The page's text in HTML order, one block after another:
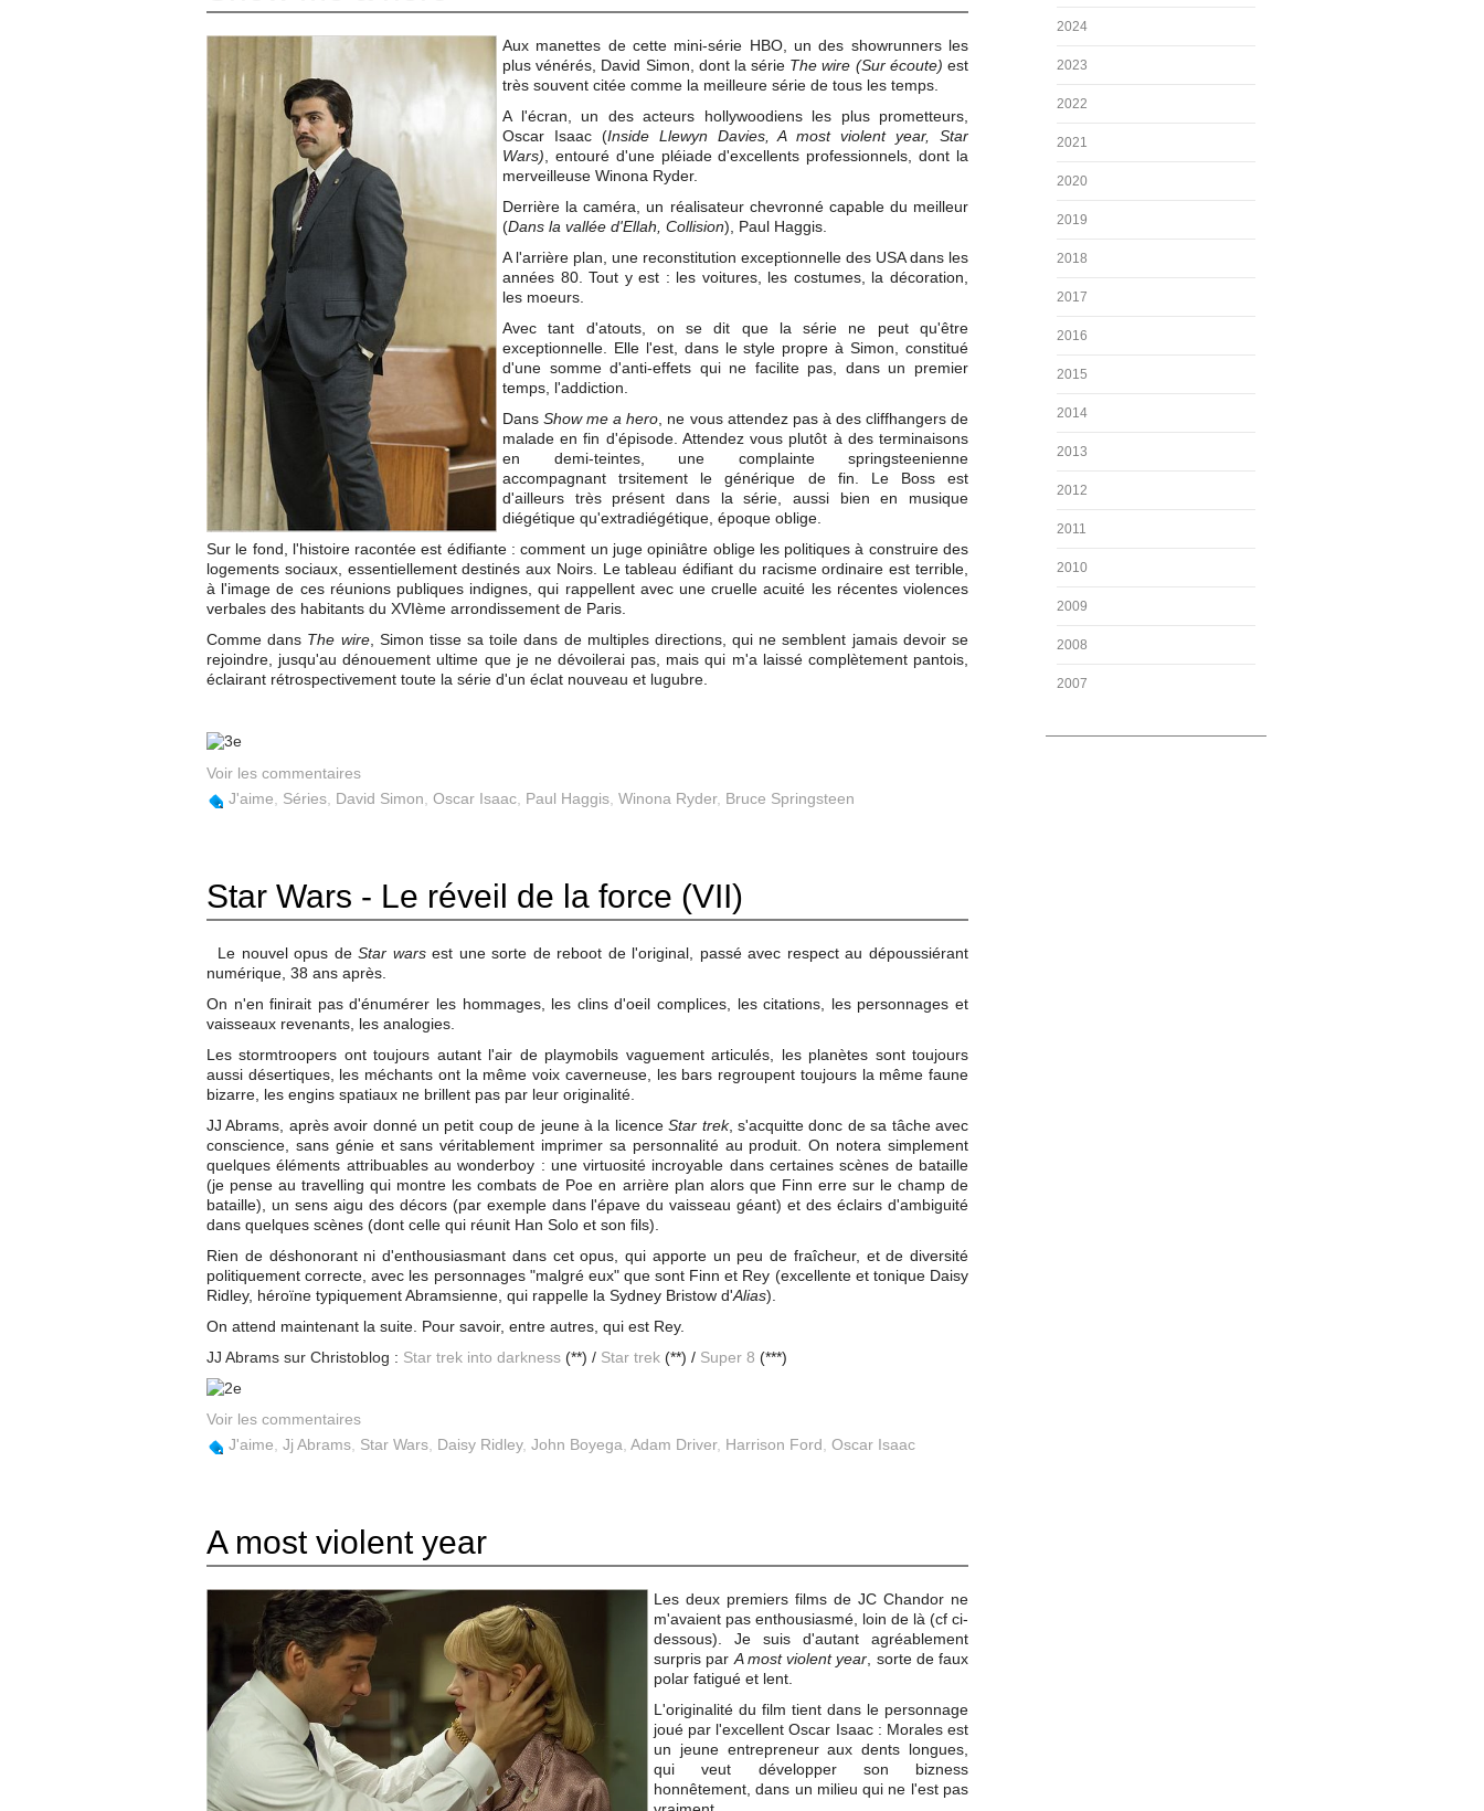
Aux manettes de cette mini-série HBO, un des showrunners les
plus vénérés, David Simon, dont la série The wire (Sur écoute) est
très souvent citée comme la meilleure série de tous les temps.
A l'écran, un des acteurs hollywoodiens les plus prometteurs,
Oscar Isaac (Inside Llewyn Davies, A most violent year, Star
Wars) , entouré d'une pléiade d'excellents professionnels, dont la
merveilleuse Winona Ryder.
Derrière la caméra, un réalisateur chevronné capable du meilleur
(Dans la vallée d'Ellah, Collision), Paul Haggis.
A l'arrière plan, une reconstitution exceptionnelle des USA dans les
années 80. Tout y est : les voitures, les costumes, la décoration,
les moeurs.
Avec tant d'atouts, on se dit que la série ne peut qu'être
exceptionnelle. Elle l'est, dans le style propre à Simon, constitué
d'une somme d'anti-effets qui ne facilite pas, dans un premier
temps, l'addiction.
DansShow me a hero , ne vous attendez pas à des cliffhangers de
malade en fin d'épisode. Attendez vous plutôt à des terminaisons
en demi-teintes, une complainte springsteenienne
accompagnant trsitement le générique de fin. Le Boss est
d'ailleurs très présent dans la série, aussi bien en musique
diégétique qu'extradiégétique, époque oblige.
Sur le fond, l'histoire racontée est édifiante : comment un juge opiniâtre oblige les politiques à construire des
logements sociaux, essentiellement destinés aux Noirs. Le tableau édifiant du racisme ordinaire est terrible,
à l'image de ces réunions publiques indignes, qui rappellent avec une cruelle acuité les récentes violences
verbales des habitants du XVIème arrondissement de Paris.
Comme dans The wire, Simon tisse sa toile dans de multiples directions, qui ne semblent jamais devoir se
rejoindre, jusqu'au dénouement ultime que je ne dévoilerai pas, mais qui m'a laissé complètement pantois,
éclairant rétrospectivement toute la série d'un éclat nouveau et lugubre.
Voir les commentaires
J'aime
Séries David Simon Oscar Isaac Paul Haggis Winona Ryder, Bruce Springsteen
Star Wars - Le réveil de la force (VII)
Le nouvel opus deStar warsest une sorte de reboot de l'original, passé avec respect au dépoussiérant
numérique, 38 ans après.
On n'en finirait pas d'énumérer les hommages, les clins d'oeil complices, les citations, les personnages et
vaisseaux revenants, les analogies.
Les stormtroopers ont toujours autant l'air de playmobils vaguement articulés, les planètes sont toujours
aussi désertiques, les méchants ont la même voix caverneuse, les bars regroupent toujours la même faune
bizarre, les engins spatiaux ne brillent pas par leur originalité.
JJ Abrams, après avoir donné un petit coup de jeune à la licenceStar trek, s'acquitte donc de sa tâche avec
conscience, sans génie et sans véritablement imprimer sa personnalité au produit. On notera simplement
quelques éléments attribuables au wonderboy : une virtuosité incroyable dans certaines scènes de bataille
(je pense au travelling qui montre les combats de Poe en arrière plan alors que Finn erre sur le champ de
bataille), un sens aigu des décors (par exemple dans l'épave du vaisseau géant) et des éclairs d'ambiguité
dans quelques scènes (dont celle qui réunit Han Solo et son fils).
Rien de déshonorant ni d'enthousiasmant dans cet opus, qui apporte un peu de fraîcheur, et de diversité
politiquement correcte, avec les personnages "malgré eux" que sont Finn et Rey (excellente et tonique Daisy
Ridley, héroïne typiquement Abramsienne, qui rappelle la Sydney Bristow d'Alias).
On attend maintenant la suite. Pour savoir, entre autres, qui est Rey.
JJ Abrams sur Christoblog : Star trek into darkness (**) / Star trek (**) / Super 8 (***)
Voir les commentaires
J'aime Jj Abrams Star Wars Daisy Ridley, John Boyega Adam Driver, Harrison Ford Oscar Isaac
A most violent year
Les deux premiers films de JC Chandor ne
m'avaient pas enthousiasmé, loin de là (cf ci-
dessous). Je suis d'autant agréablement
surpris par A most violent year , sorte de faux
polar fatigué et lent.
L'originalité du film tient dans le personnage
joué par l'excellent Oscar Isaac : Morales est
un jeune entrepreneur aux dents longues,
qui veut développer son bizness
honnêtement, dans un milieu qui ne l'est pas
2024
2023
2022
2021
2020
2019
2018
2017
2016
2015
2014
2013
2012
2011
2010
2009
2008
2007